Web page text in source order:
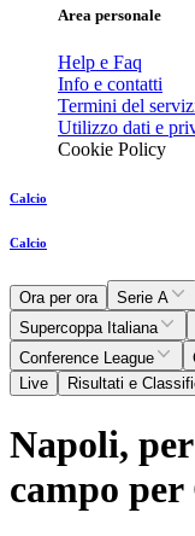
Area personale
Help e Faq
Info e contatti
Termini del
Utilizzo dati e
Cookie Policy
Calcio
Calcio
Ora per ora Serie A
Supercoppa Italiana
Conference League
Live
Risultati e
Napoli,
campo